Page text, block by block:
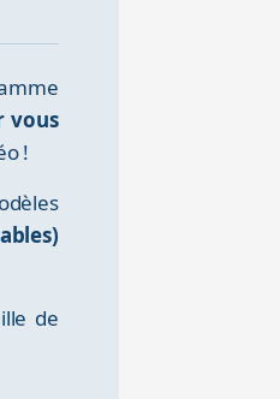
vous
!
de